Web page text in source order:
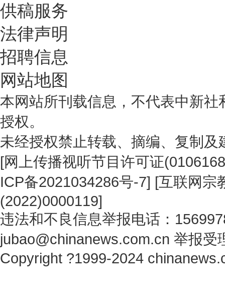
供稿服务
法律声明
招聘信息
网站地图
本网站所刊载信息，不代表中新
授权。
未经授权禁止转载、摘编、复制
[网上传播视听节目许可证
ICP备2021034286号-7] [互联网宗
(2022)0000119]
违法和不良信息举报电话：
jubao@chinanews.com.cn 举报受
Copyright ?1999-2024